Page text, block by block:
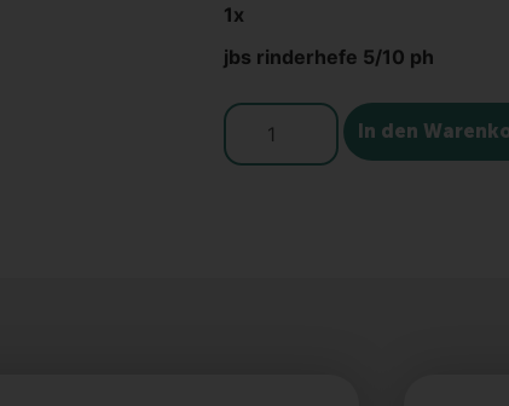
1x
jbs rinderhefe 5/10 ph
In den